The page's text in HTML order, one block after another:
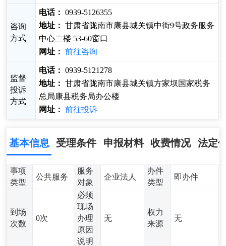
咨询
方式
电话： 0939-5126355
地址： 甘肃省陇南市康县城关镇中街9号政务服务
中心二楼 53-60窗口
网址： 前往咨询
监督
投诉
方式
电话： 0939-5121278
地址： 甘肃省陇南市康县城关镇方家坝国家税务
总局康县税务局办公楼
网址： 前往投诉
基本信息 受理条件 申报材料 收费情况 法定
事项
类型
公共服务
服务
对象
企业法人
办件
类型
即办件
到场
次数
0次
必须
现场
办理
原因
说明
无
权力
来源
无